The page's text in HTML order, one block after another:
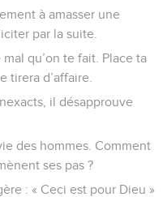
à amasser une
par la suite.
qu’on te fait. Place ta
tirera d’affaire.
il désapprouve
des hommes. Comment
ses pas ?
: « Ceci est pour Dieu »